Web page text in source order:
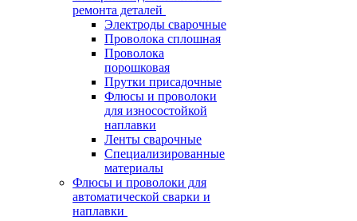
ремонта деталей
Электроды сварочные
Проволока сплошная
Проволока
порошковая
Прутки присадочные
Флюсы и проволоки
для износостойкой
наплавки
Ленты сварочные
Специализированные
материалы
Флюсы и проволоки для
автоматической сварки и
наплавки